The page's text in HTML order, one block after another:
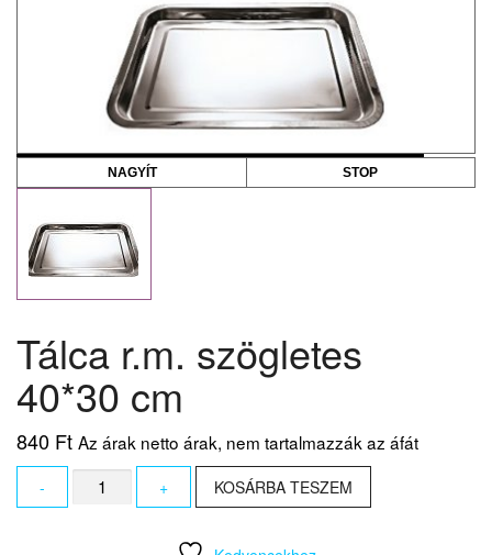
NAGYÍT STOP
Tálca r.m. szögletes
40*30 cm
840 Ft Az árak netto árak, nem tartalmazzák az áfát
-
Tálca
+ KOSÁRBA TESZEM